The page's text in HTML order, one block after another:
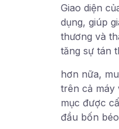
Giao diện
dụng, giúp
thương và
tăng sự tán
hơn nữa,
trên cả máy
mục được
đầu bốn